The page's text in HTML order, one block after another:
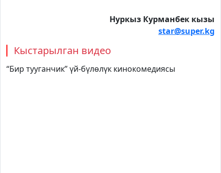
Нуркыз Курманбек кызы
star@super.kg
Кыстарылган видео
“Бир тууганчик” үй-бүлөлүк кинокомедиясы